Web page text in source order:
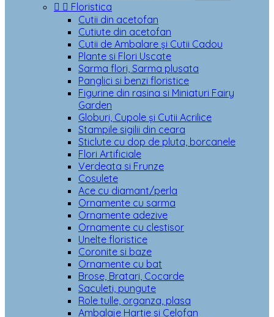
  Floristica
Cutii din acetofan
Cutiute din acetofan
Cutii de Ambalare și Cutii Cadou
Plante si Flori Uscate
Sarma flori, Sarma plusata
Panglici si benzi floristice
Figurine din rasina si Miniaturi Fairy
Garden
Globuri, Cupole și Cutii Acrilice
Stampile sigilii din ceara
Sticlute cu dop de pluta, borcanele
Flori Artificiale
Verdeata si Frunze
Cosulete
Ace cu diamant/perla
Ornamente cu sarma
Ornamente adezive
Ornamente cu clestisor
Unelte floristice
Coronite si baze
Ornamente cu bat
Brose, Bratari, Cocarde
Saculeti, pungute
Role tulle, organza, plasa
Ambalaje Hartie si Celofan